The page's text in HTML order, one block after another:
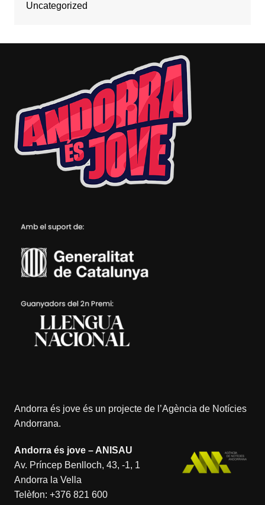
Uncategorized
Andorra és jove és un projecte de l’Agència de Notícies
Andorrana.
Andorra és jove – ANISAU
Av. Príncep Benlloch, 43, -1, 1
Andorra la Vella
Telèfon: +376 821 600